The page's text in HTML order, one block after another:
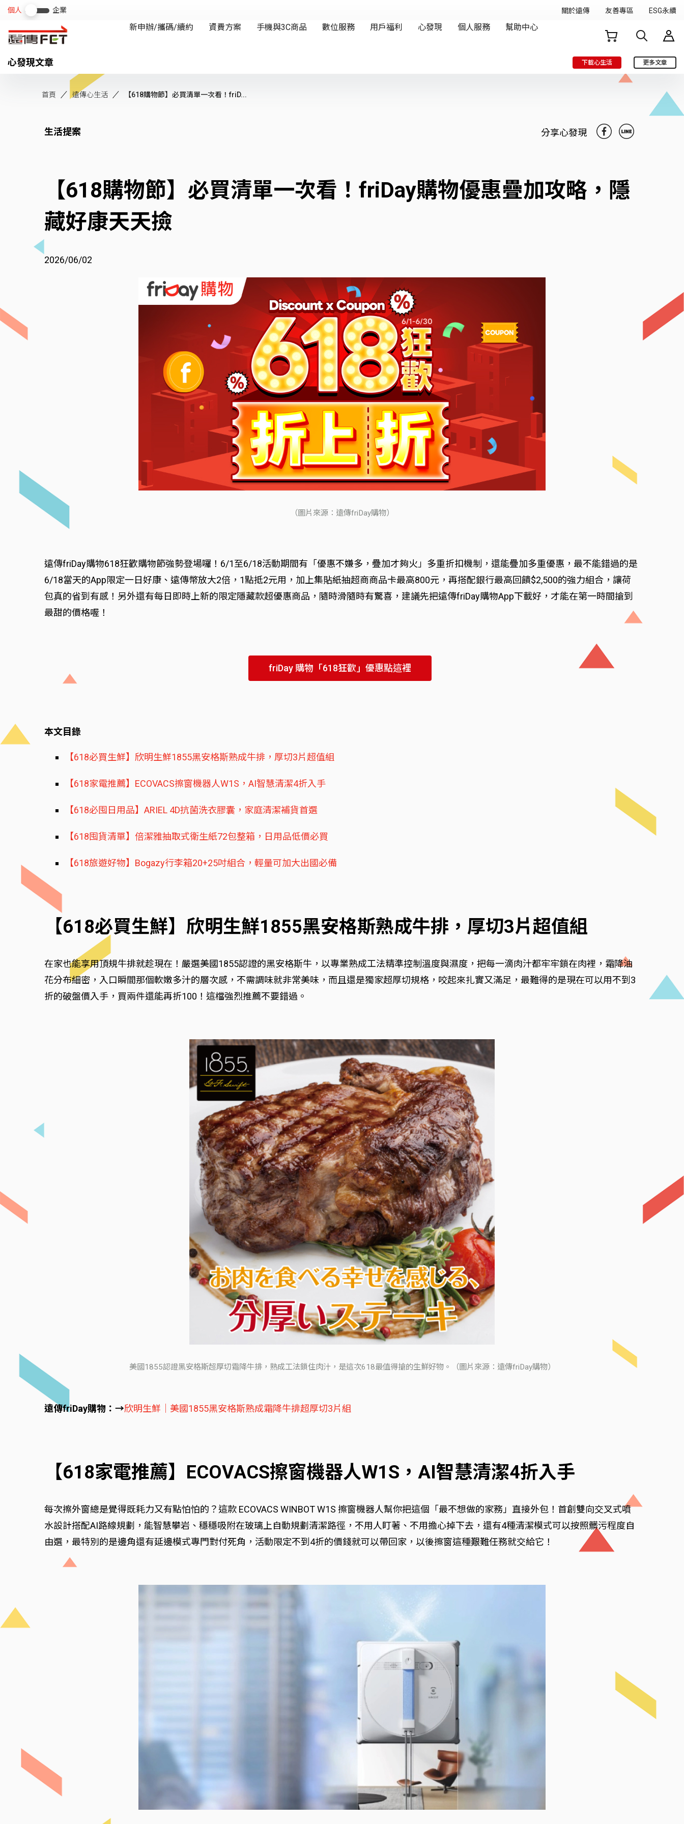
心發現文章 下載心生活 更多文章
首頁 遠傳心生活 【618購物節】必買清單一次看！friD...
生活提案 分享心發現
【618購物節】必買清單一次看！friDay購物優惠疊加攻略，隱
藏好康天天撿
2026/06/02
（圖片來源：遠傳friDay購物）
遠傳friDay購物618狂歡購物節強勢登場囉！6/1至6/18活動期間有「優惠不嫌多，疊加才夠火」多重折扣機制，還能疊加多重優惠，最不能錯過的是
6/18當天的App限定一日好康、遠傳幣放大2倍，1點抵2元用，加上集貼紙抽超商商品卡最高800元，再搭配銀行最高回饋$2,500的強力組合，讓荷
包真的省到有感！另外還有每日即時上新的限定隱藏款超優惠商品，隨時滑隨時有驚喜，建議先把遠傳friDay購物App下載好，才能在第一時間搶到
最甜的價格喔！
friDay 購物「618狂歡」優惠點這裡
本文目錄
【618必買生鮮】欣明生鮮1855黑安格斯熟成牛排，厚切3片超值組
【618家電推薦】ECOVACS擦窗機器人W1S，AI智慧清潔4折入手
【618必囤日用品】ARIEL 4D抗菌洗衣膠囊，家庭清潔補貨首選
【618囤貨清單】倍潔雅抽取式衛生紙72包整箱，日用品低價必買
【618旅遊好物】Bogazy行李箱20+25吋組合，輕量可加大出國必備
【618必買生鮮】欣明生鮮1855黑安格斯熟成牛排，厚切3片超值組
在家也能享用頂規牛排就趁現在！嚴選美國1855認證的黑安格斯牛，以專業熟成工法精準控制溫度與濕度，把每一滴肉汁都牢牢鎖在肉裡，霜降油
花分布細密，入口瞬間那個軟嫩多汁的層次感，不需調味就非常美味，而且還是獨家超厚切規格，咬起來扎實又滿足，最難得的是現在可以用不到3
折的破盤價入手，買兩件還能再折100！這檔強烈推薦不要錯過。
美國1855認證黑安格斯超厚切霜降牛排，熟成工法鎖住肉汁，是這次618最值得搶的生鮮好物。（圖片來源：遠傳friDay購物）
遠傳friDay購物：→欣明生鮮｜美國1855黑安格斯熟成霜降牛排超厚切3片組
【618家電推薦】ECOVACS擦窗機器人W1S，AI智慧清潔4折入手
每次擦外窗總是覺得既耗力又有點怕怕的？這款 ECOVACS WINBOT W1S 擦窗機器人幫你把這個「最不想做的家務」直接外包！首創雙向交叉式噴
水設計搭配AI路線規劃，能智慧攀岩、穩穩吸附在玻璃上自動規劃清潔路徑，不用人盯著、不用擔心掉下去，還有4種清潔模式可以按照髒污程度自
由選，最特別的是邊角還有延邊模式專門對付死角，活動限定不到4折的價錢就可以帶回家，以後擦窗這種艱難任務就交給它！